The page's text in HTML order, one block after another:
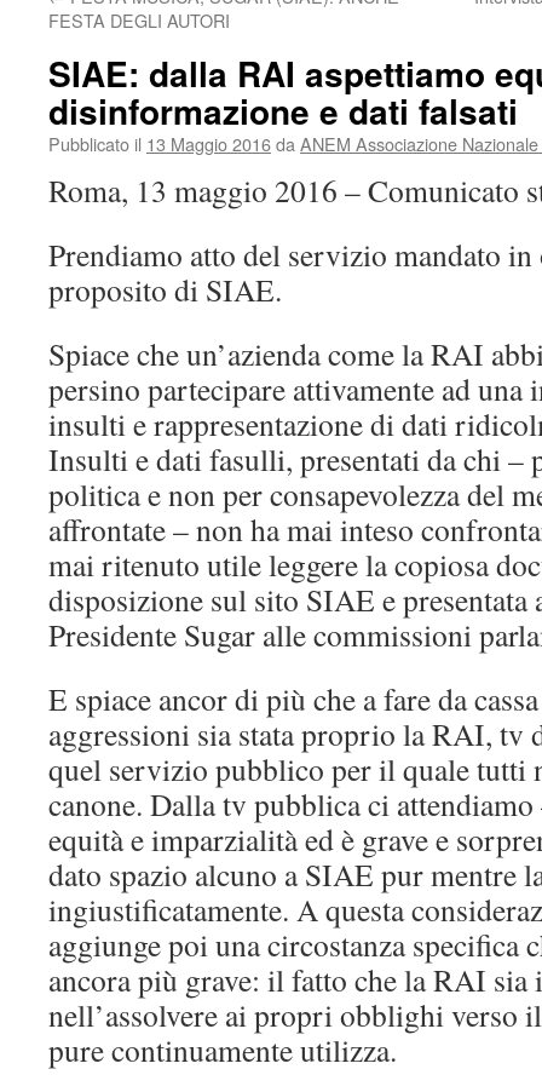
FESTA DEGLI AUTORI
SIAE: dalla RAI aspettiamo
disinformazione e dati falsati
Pubblicato il 13 Maggio 2016da ANEM Associazione
Roma, 13 maggio 2016 – Comunicato
Prendiamo atto del servizio mandato
proposito di SIAE.
Spiace che un’azienda come la RAI
persino partecipare attivamente ad una
insulti e rappresentazione di dati
Insulti e dati fasulli, presentati da chi –
politica e non per consapevolezza del
affrontate – non ha mai inteso
mai ritenuto utile leggere la copiosa
disposizione sul sito SIAE e presentata
Presidente Sugar alle commissioni
E spiace ancor di più che a fare da
aggressioni sia stata proprio la RAI, tv
quel servizio pubblico per il quale tutti
canone. Dalla tv pubblica ci
equità e imparzialità ed è grave e
dato spazio alcuno a SIAE pur mentre
ingiustificatamente. A questa
aggiunge poi una circostanza specifica
ancora più grave: il fatto che la RAI sia
nell’assolvere ai propri obblighi verso
pure continuamente utilizza.